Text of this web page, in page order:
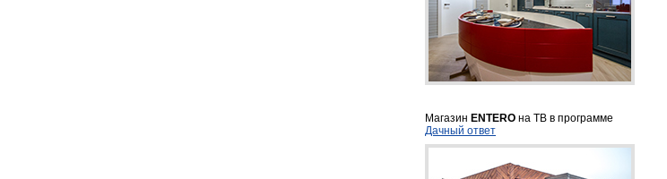
Магазин ENTERO на ТВ в программе
Дачный ответ